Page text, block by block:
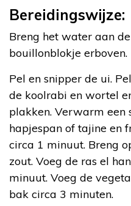
Bereidingswijze:
Breng het water aan
bouillonblokje erboven.
Pel en snipper de ui.
de koolrabi en wortel
plakken. Verwarm een
hapjespan of tajine en
circa 1 minuut. Breng
zout. Voeg de ras el
minuut. Voeg de
bak circa 3 minuten.